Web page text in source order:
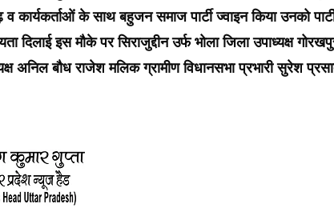
के साथ बहुजन समाज पार्टी ज्वाइन किया उनको
इस मौके पर सिराजुद्दीन उर्फ भोला जिला उपाध्यक्ष
अनिल बौध राजेश मलिक ग्रामीण विधानसभा प्रभारी सुरेश